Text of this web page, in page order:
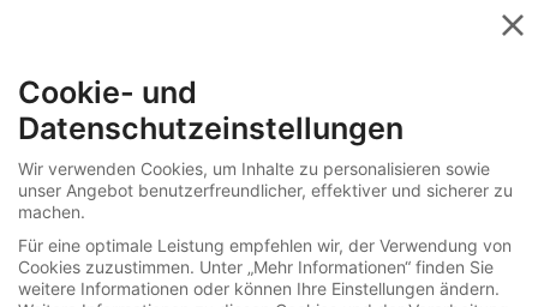
Schmuck
Ketten / Colliers / Anhänger
» 274-5311
Extrem hochwertiges Tahiti-
Zuchtperlencollier mit außergewöhnlich
großen, sehr teuren Perlen
Cookie- und
Datenschutzeinstellungen
Wir verwenden Cookies, um Inhalte zu personalisieren sowie
unser Angebot benutzerfreundlicher, effektiver und sicherer zu
machen.
Für eine optimale Leistung empfehlen wir, der Verwendung von
Cookies zuzustimmen. Unter „Mehr Informationen“ finden Sie
weitere Informationen oder können Ihre Einstellungen ändern.